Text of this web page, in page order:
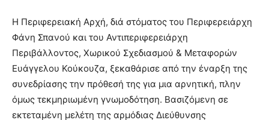
Η Περιφερειακή Αρχή, διά στόματος του Περιφερειάρχη
Φάνη Σπανού και του Αντιπεριφερειάρχη
Περιβάλλοντος, Χωρικού Σχεδιασμού & Μεταφορών
Ευάγγελου Κούκουζα, ξεκαθάρισε από την έναρξη της
συνεδρίασης την πρόθεσή της για μια αρνητική, πλην
όμως τεκμηριωμένη γνωμοδότηση. Βασιζόμενη σε
εκτεταμένη μελέτη της αρμόδιας Διεύθυνσης